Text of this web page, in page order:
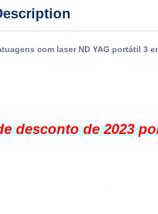
com laser ND YAG portátil 3
desconto de 2023